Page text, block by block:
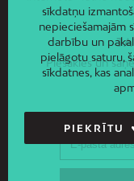
Piesakies un
sīkdatņu
nepieciešamajām
darbību un
pielāgotu saturu,
sīkdatnes, kas
PIEKRĪTU